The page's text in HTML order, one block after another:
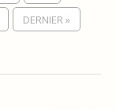
DERNIER »